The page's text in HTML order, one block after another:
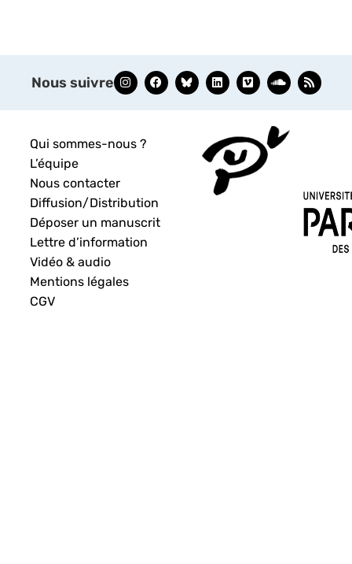
Nous suivre
Qui sommes-nous ?
L’équipe
Nous contacter
Diffusion/Distribution
Déposer un manuscrit
Lettre d’information
Vidéo & audio
Mentions légales
CGV